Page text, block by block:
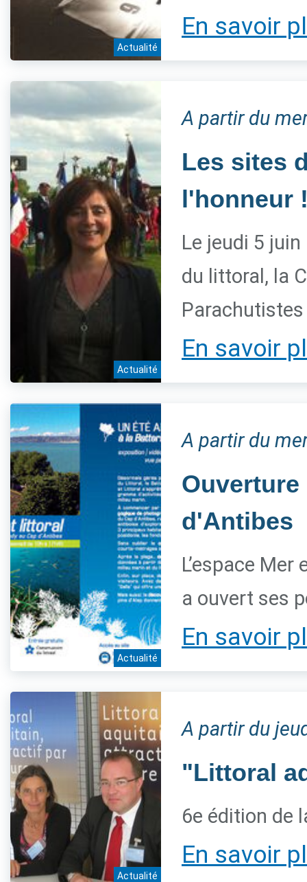
Actualité
En savoir
Actualité
A partir du
Les sites
l'honneur
Le jeudi 5
du littoral, la
En savoir
Actualité
A partir du
Ouverture
d'Antibes
L’espace
a ouvert ses
En savoir
Actualité
A partir du
"Littoral
6e édition de
En savoir